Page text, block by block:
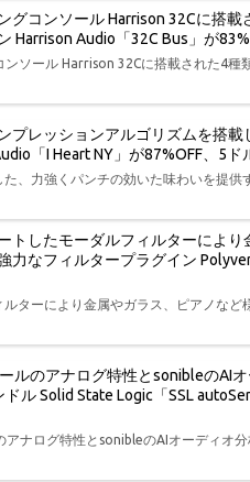
グコンソール Harrison 32Cに搭
Harrison Audio「32C Bus」が
ンソール Harrison 32Cに搭載された4
プレッションアルゴリズムを搭
「I Heart NY」が87%OFF、5ド
、力強くパンチの効いた味わいを提
トしたモーダルフィルターによ
力なフィルタープラグイン
ターにより金属やガラス、ピアノな
ールのアナログ特性とsonibleのAI
ル Solid State Logic「SSL
アナログ特性とsonibleのAIオーディオ